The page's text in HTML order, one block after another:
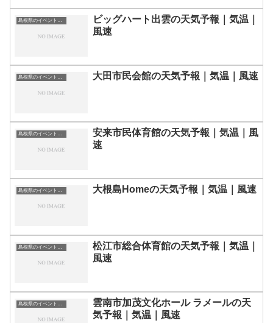
島根県のイベント会場一覧
ビッグハート出雲の天気予報｜気温｜
風速
島根県のイベント会場一覧 大田市民会館の天気予報｜気温｜風速
島根県のイベント会場一覧
安来市民体育館の天気予報｜気温｜風
速
島根県のイベント会場一覧 大根島Homeの天気予報｜気温｜風速
松江市総合体育館の天気予報｜気温｜
風速
雲南市加茂文化ホール ラメールの天
気予報｜気温｜風速